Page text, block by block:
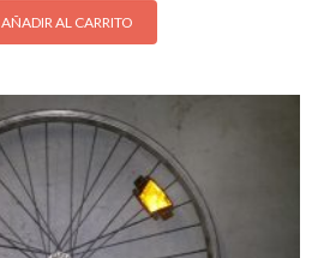
AÑADIR AL CARRITO